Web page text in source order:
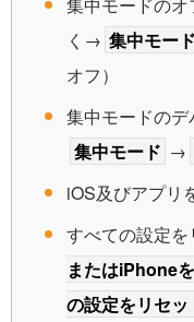
く→ 集中モード
オフ）
集中モードの
集中モード →
iOS及びアプリ
すべての設定を
またはiPhone
の設定をリセッ